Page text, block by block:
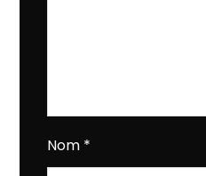
Nom *